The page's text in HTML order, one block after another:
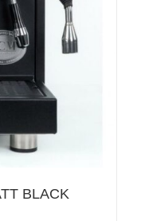
BLACK